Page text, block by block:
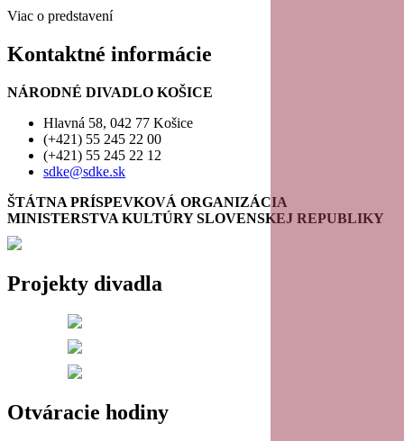
Viac o predstavení
Kontaktné informácie
NÁRODNÉ DIVADLO KOŠICE
Hlavná 58, 042 77 Košice
(+421) 55 245 22 00
(+421) 55 245 22 12
sdke@sdke.sk
ŠTÁTNA PRÍSPEVKOVÁ ORGANIZÁCIA
MINISTERSTVA KULTÚRY SLOVENSKEJ REPUBLIKY
Projekty divadla
Otváracie hodiny